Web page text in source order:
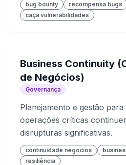
bug bounty recompensa bugs
caça vulnerabilidades
Business Continuity
de Negócios)
Governança
Planejamento e gestão
operações críticas
disrupturas significativas.
continuidade negócios
resiliência